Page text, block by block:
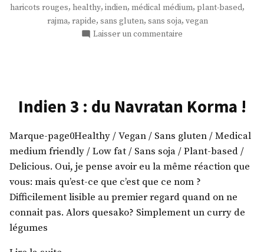
Rajma
haricots rouges, healthy, indien, médical médium, plant-based,
rajma, rapide, sans gluten, sans soja, vegan
Laisser un commentaire
Indien 3 : du Navratan Korma !
Marque-page0Healthy / Vegan / Sans gluten / Medical
medium friendly / Low fat / Sans soja / Plant-based /
Delicious. Oui, je pense avoir eu la même réaction que
vous: mais qu’est-ce que c’est que ce nom ?
Difficilement lisible au premier regard quand on ne
connait pas. Alors quesako? Simplement un curry de
légumes